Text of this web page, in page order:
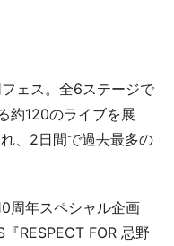
ェス。全6ステージで
約120のライブを展
、2日間で過去最多の
周年スペシャル企画
『RESPECT FOR 忌野